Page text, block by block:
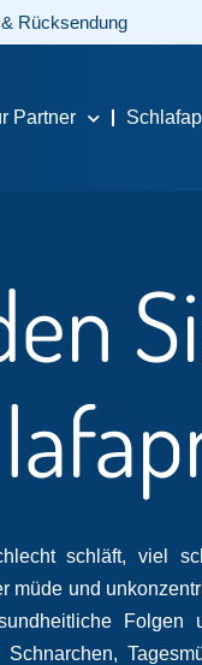
Rücksendung
Partner
schläft, viel
müde und
Folgen
Schnarchen,